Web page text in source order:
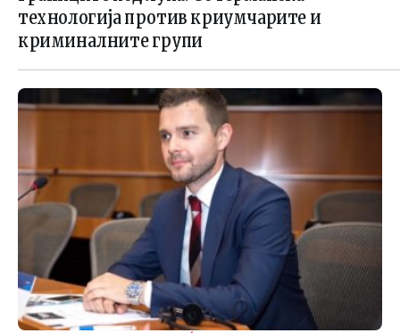
технологија против криумчарите и
криминалните групи